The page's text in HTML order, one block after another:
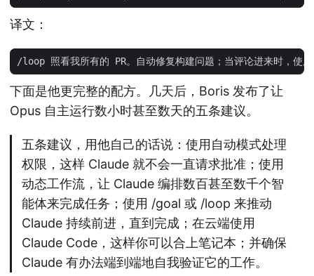
译文：
下面是他更完整的配方。几天后，Boris 发布了让
Opus 自主运行数小时甚至数天的五条建议。
五条建议，用他自己的话说：使用自动模式处理
权限，这样 Claude 就不会一直请求批准；使用
动态工作流，让 Claude 编排数百甚至数千个智
能体来完成任务；使用 /goal 或 /loop 来推动
Claude 持续前进，直到完成；在云端使用
Claude Code，这样你可以合上笔记本；并确保
Claude 有办法端到端地自我验证它的工作。